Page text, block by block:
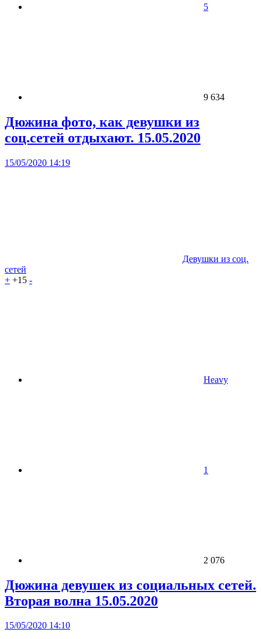
5
9 634
Дюжина фото, как девушки из
соц.сетей отдыхают. 15.05.2020
15/05/2020 14:19
Девушки из соц.
сетей
+ +15 -
Heavy
1
2 076
Дюжина девушек из социальных сетей.
Вторая волна 15.05.2020
15/05/2020 14:10